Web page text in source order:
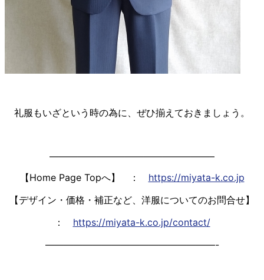
礼服もいざという時の為に、ぜひ揃えておきましょう。
—————————————————–
【Home Page Topへ】 ： https://miyata-k.co.jp
【デザイン・価格・補正など、洋服についてのお問合せ】
： https://miyata-k.co.jp/contact/
——————————————————-